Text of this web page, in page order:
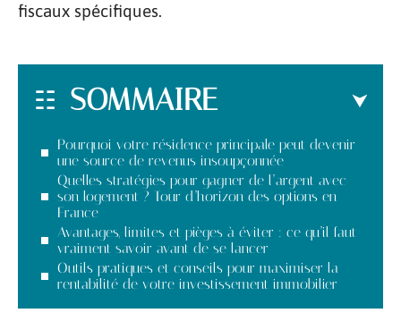
fiscaux spécifiques.
SOMMAIRE
Pourquoi votre résidence principale peut devenir
une source de revenus insoupçonnée
Quelles stratégies pour gagner de l’argent avec
son logement ? Tour d’horizon des options en
France
Avantages, limites et pièges à éviter : ce qu’il faut
vraiment savoir avant de se lancer
Outils pratiques et conseils pour maximiser la
rentabilité de votre investissement immobilier